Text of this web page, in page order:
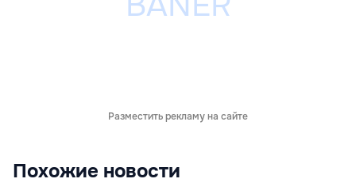
Разместить рекламу на сайте
Похожие новости